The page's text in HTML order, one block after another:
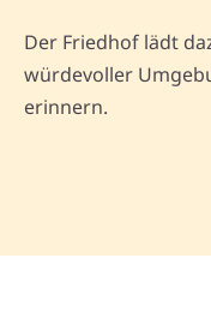
Der Friedhof lädt
würdevoller
erinnern.